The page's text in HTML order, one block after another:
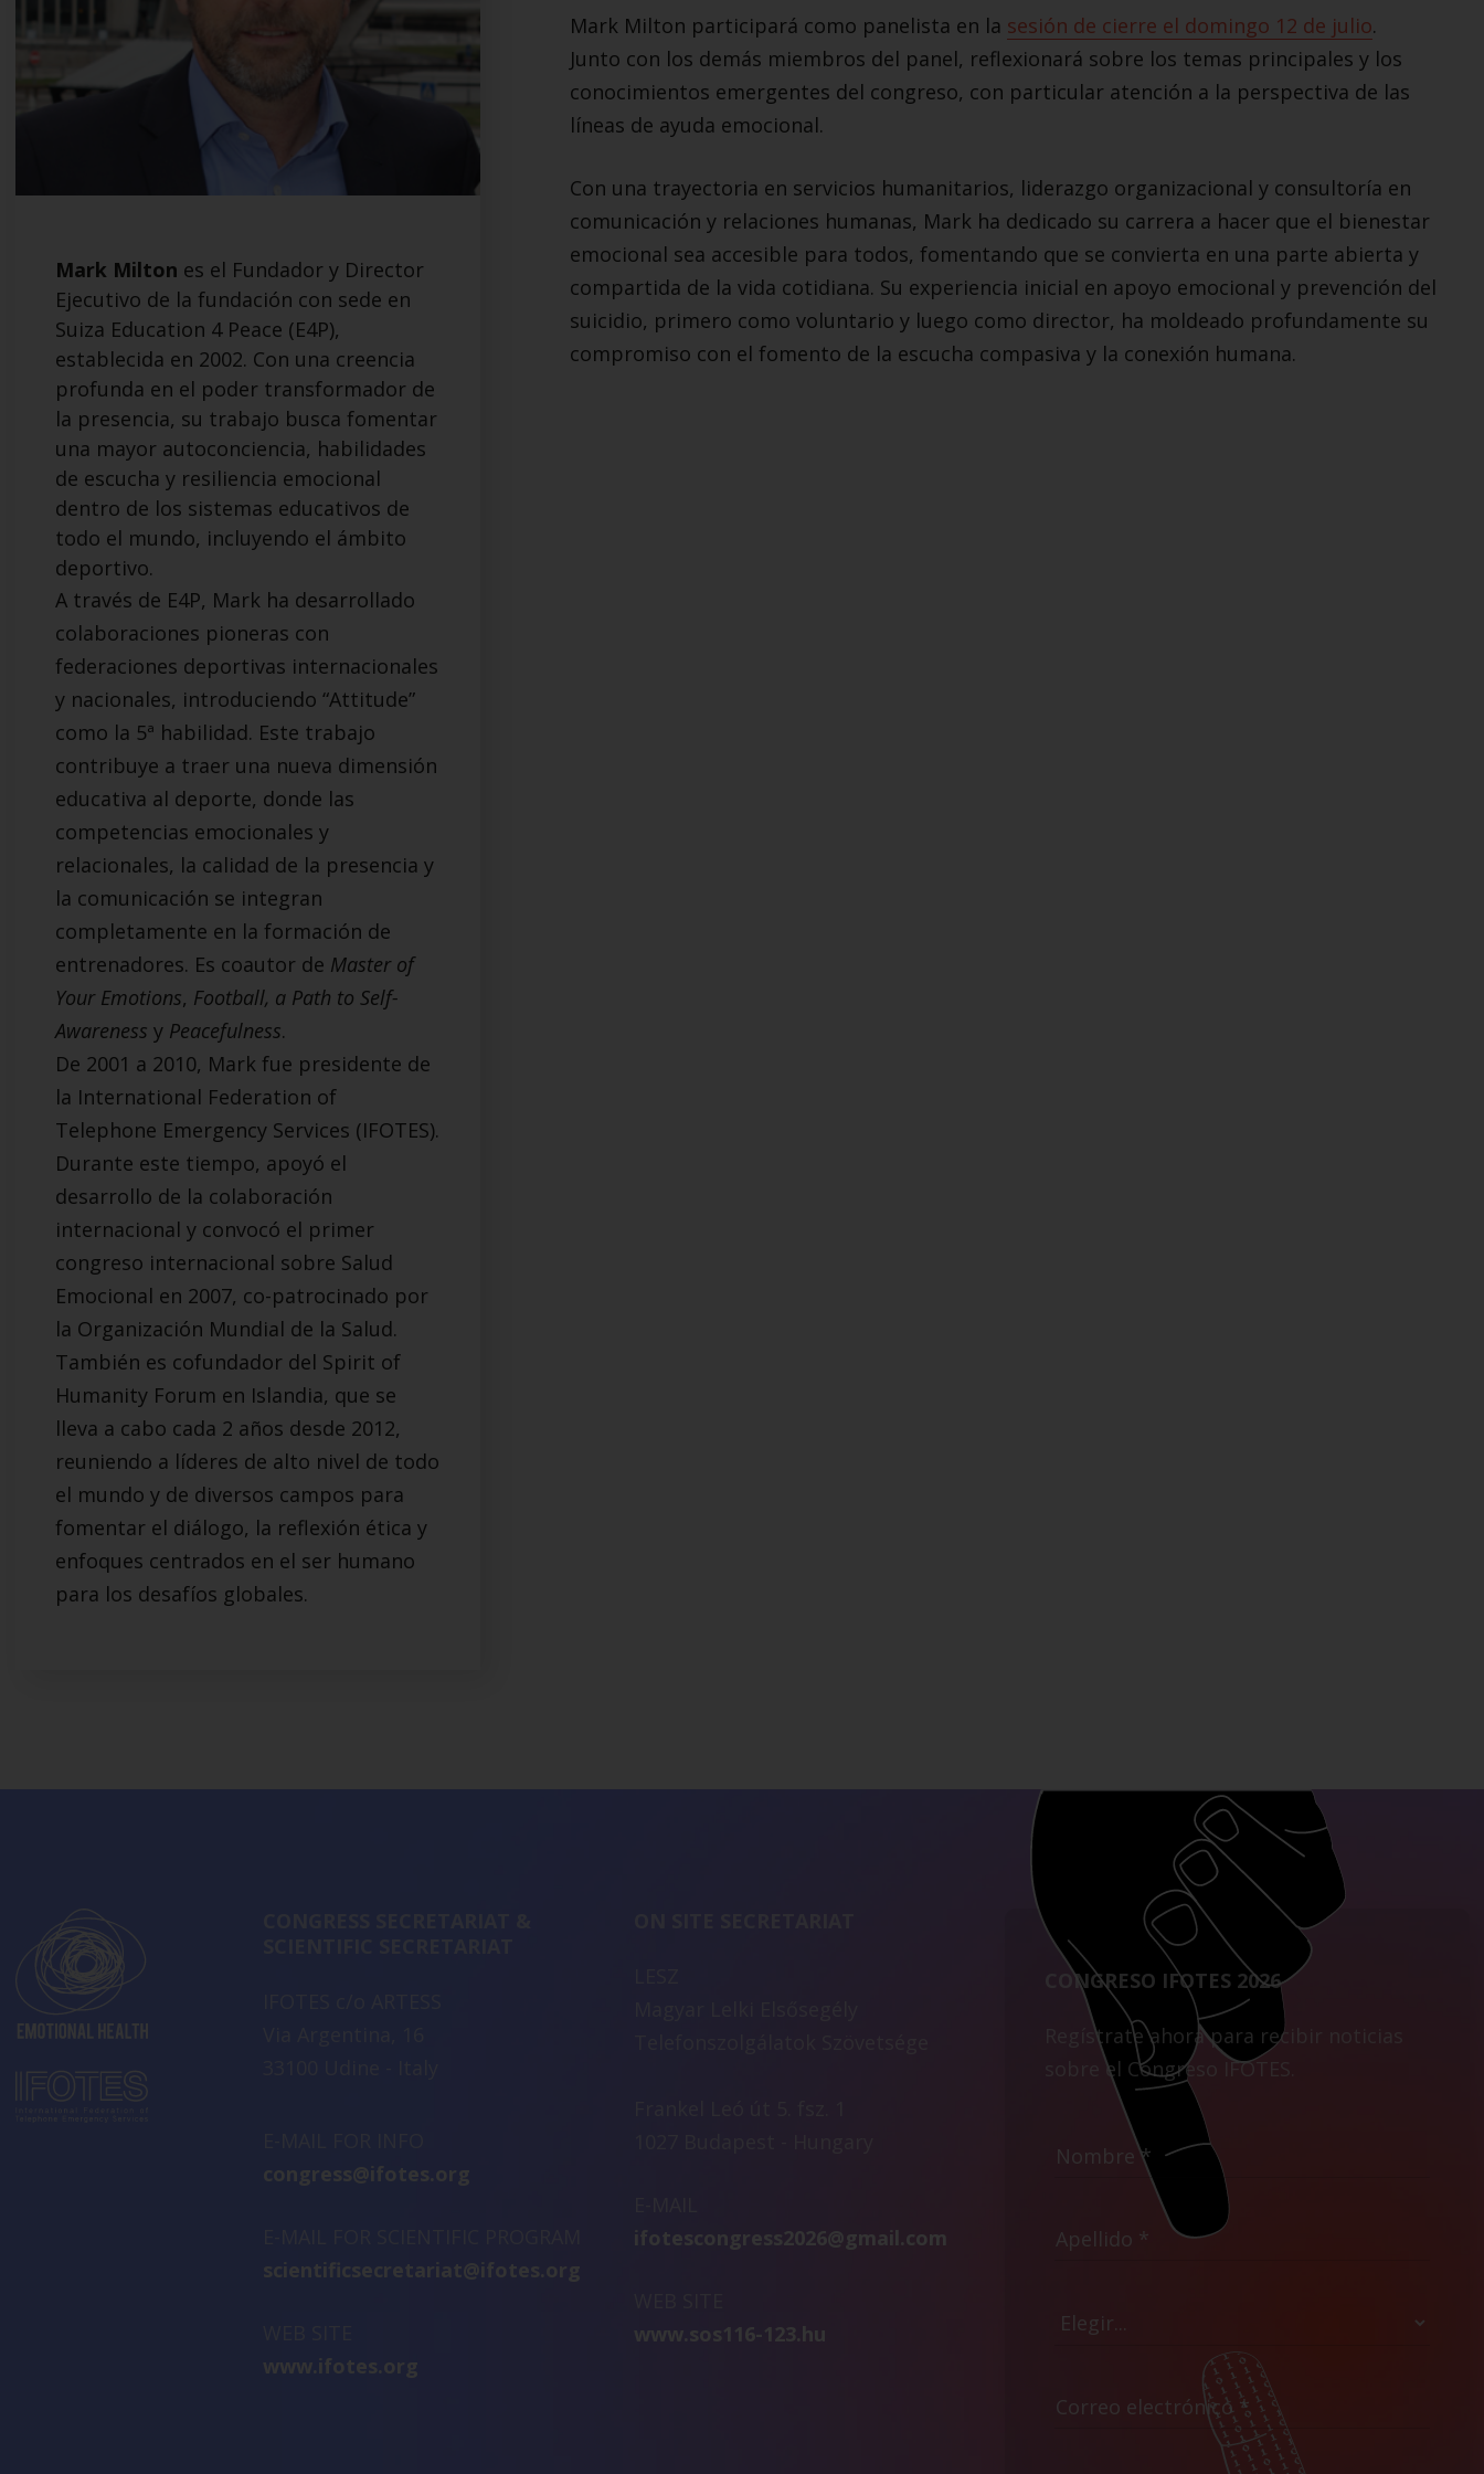
Mark Milton es el Fundador y Director
Ejecutivo de la fundación con sede en
Suiza Education 4 Peace (E4P),
establecida en 2002. Con una creencia
profunda en el poder transformador de
la presencia, su trabajo busca fomentar
una mayor autoconciencia, habilidades
de escucha y resiliencia emocional
dentro de los sistemas educativos de
todo el mundo, incluyendo el ámbito
deportivo.
A través de E4P, Mark ha desarrollado
colaboraciones pioneras con
federaciones deportivas internacionales
y nacionales, introduciendo “Attitude”
como la 5ª habilidad. Este trabajo
contribuye a traer una nueva dimensión
educativa al deporte, donde las
competencias emocionales y
relacionales, la calidad de la presencia y
la comunicación se integran
completamente en la formación de
entrenadores. Es coautor de Master of
Your Emotions, Football, a Path to Self-
Awareness y Peacefulness.
De 2001 a 2010, Mark fue presidente de
la International Federation of
Telephone Emergency Services (IFOTES).
Durante este tiempo, apoyó el
desarrollo de la colaboración
internacional y convocó el primer
congreso internacional sobre Salud
Emocional en 2007, co-patrocinado por
la Organización Mundial de la Salud.
También es cofundador del Spirit of
Humanity Forum en Islandia, que se
lleva a cabo cada 2 años desde 2012,
reuniendo a líderes de alto nivel de todo
el mundo y de diversos campos para
fomentar el diálogo, la reflexión ética y
enfoques centrados en el ser humano
para los desafíos globales.
Mark Milton participará como panelista en la sesión de cierre el domingo 12 de julio.
Junto con los demás miembros del panel, reflexionará sobre los temas principales y los
conocimientos emergentes del congreso, con particular atención a la perspectiva de las
líneas de ayuda emocional.
Con una trayectoria en servicios humanitarios, liderazgo organizacional y consultoría en
comunicación y relaciones humanas, Mark ha dedicado su carrera a hacer que el bienestar
emocional sea accesible para todos, fomentando que se convierta en una parte abierta y
compartida de la vida cotidiana. Su experiencia inicial en apoyo emocional y prevención del
suicidio, primero como voluntario y luego como director, ha moldeado profundamente su
compromiso con el fomento de la escucha compasiva y la conexión humana.
congress@ifotes.org
scientificsecretariat@ifotes.org
www.ifotes.org
ifotescongress2026@gmail.com
www.sos116-123.hu
CONGRESO IFOTES 2026
Regístrate ahora para recibir noticias
sobre el Congreso IFOTES.